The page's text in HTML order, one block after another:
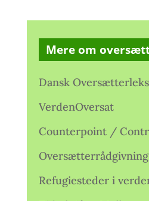
Mere om
Dansk
VerdenOversat
Counterpoint /
Oversætterrådgivning
Refugiesteder i